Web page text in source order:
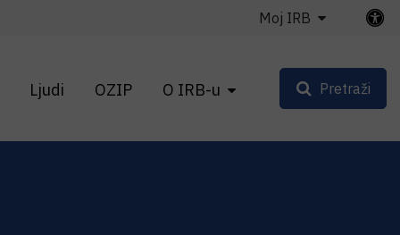
Ljudi OZIP O IRB-u
Moj IRB
Pretraži